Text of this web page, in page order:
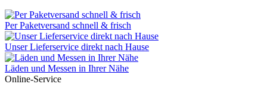
Per Paketversand schnell & frisch
Unser Lieferservice direkt nach Hause
Läden und Messen in Ihrer Nähe
Online-Service